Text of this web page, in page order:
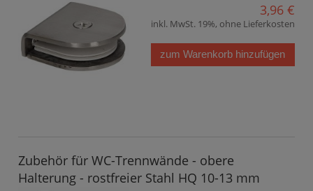
3,96 €
inkl. MwSt. 19%, ohne Lieferkosten
zum Warenkorb hinzufügen
Zubehör für WC-Trennwände - obere
Halterung - rostfreier Stahl HQ 10-13 mm